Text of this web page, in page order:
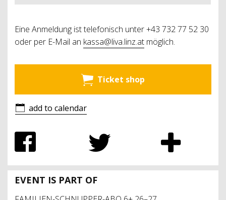
Eine Anmeldung ist telefonisch unter +43 732 77 52 30
oder per E-Mail an kassa@liva.linz.at möglich.
Ticket shop
add to calendar
EVENT IS PART OF